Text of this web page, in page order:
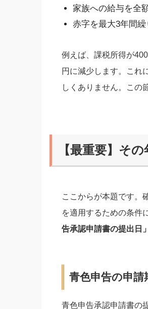
家族への給与を全
赤字を最大3年間繰
例えば、課税所得が
円に減少します。これ
しくありません。この
【最重要】そ
ここからが本題です。
を適用するための条件
告承認申請書の提出日」
青色申告の申請
青色申告承認申請書の